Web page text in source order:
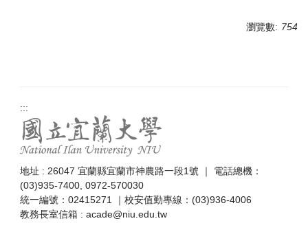
瀏覽數: 754
:::
地址 : 26047 宜蘭縣宜蘭市神農路一段1號 ｜ 電話總機：
(03)935-7400, 0972-570030
統一編號：02415271 ｜校安值勤專線：(03)936-4006
教務長室信箱 : acade@niu.edu.tw